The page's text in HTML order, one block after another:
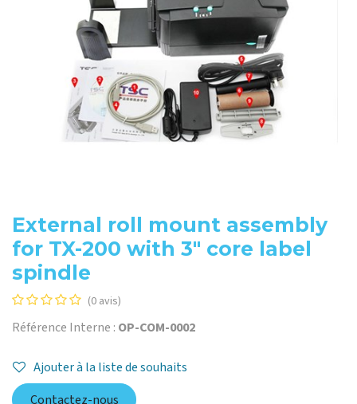
External roll mount assembly
for TX-200 with 3" core label
spindle
(0 avis)
Référence Interne : OP-COM-0002
Ajouter à la liste de souhaits
Contactez-nous